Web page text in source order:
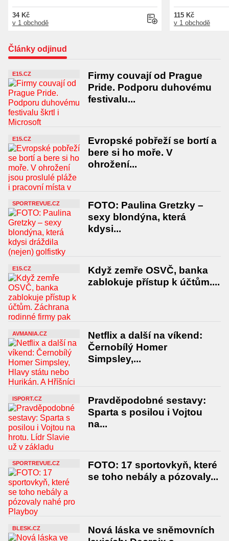
34 Kč
v 1 obchodě
115 Kč
v 1 obchodě
Články odjinud
E15.CZ
Firmy couvají od Prague
Pride. Podporu duhovému
festivalu...
E15.CZ
Evropské pobřeží se bortí a
bere si ho moře. V
ohrožení...
SPORTREVUE.CZ
FOTO: Paulina Gretzky –
sexy blondýna, která
kdysi...
E15.CZ
Když zemře OSVČ, banka
zablokuje přístup k účtům....
AVMANIA.CZ
Netflix a další na víkend:
Černobílý Homer
Simpsley,...
ISPORT.CZ
Pravděpodobné sestavy:
Sparta s posilou i Vojtou
na...
SPORTREVUE.CZ
FOTO: 17 sportovkyň, které
se toho nebály a pózovaly...
BLESK.CZ
Nová láska ve sněmovních